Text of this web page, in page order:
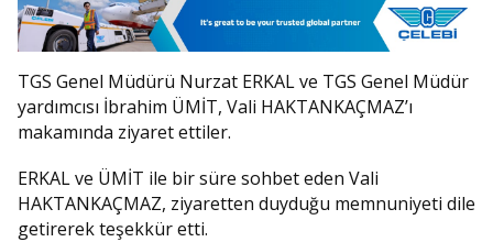
TGS Genel Müdürü Nurzat ERKAL ve TGS Genel Müdür
yardımcısı İbrahim ÜMİT, Vali HAKTANKAÇMAZ’ı
makamında ziyaret ettiler.
ERKAL ve ÜMİT ile bir süre sohbet eden Vali
HAKTANKAÇMAZ, ziyaretten duyduğu memnuniyeti dile
getirerek teşekkür etti.